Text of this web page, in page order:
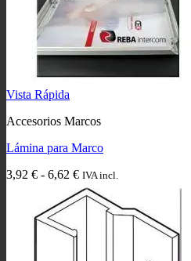
Vista Rápida
Accesorios Marcos
Lámina para Marco
3,92 € - 6,62 €Rango
de
precios:
IVA incl.